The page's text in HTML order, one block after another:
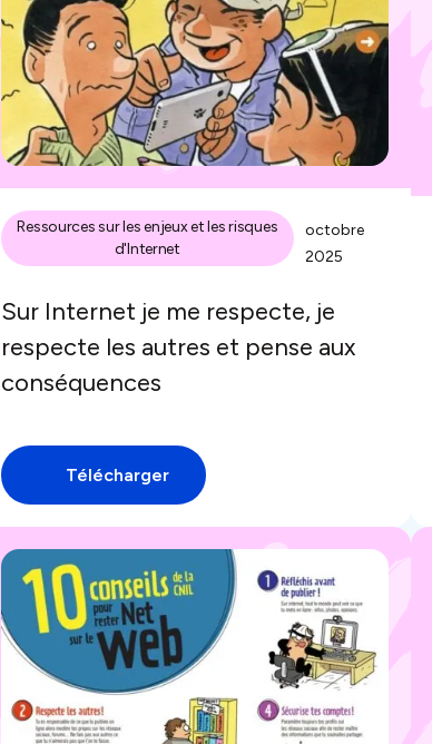
Ressources sur les enjeux et les risques
d'Internet
octobre
2025
Sur Internet je me respecte, je
respecte les autres et pense aux
conséquences
Télécharger